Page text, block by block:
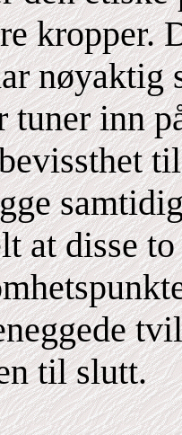
kropper.
tuner inn
at disse
til slutt.